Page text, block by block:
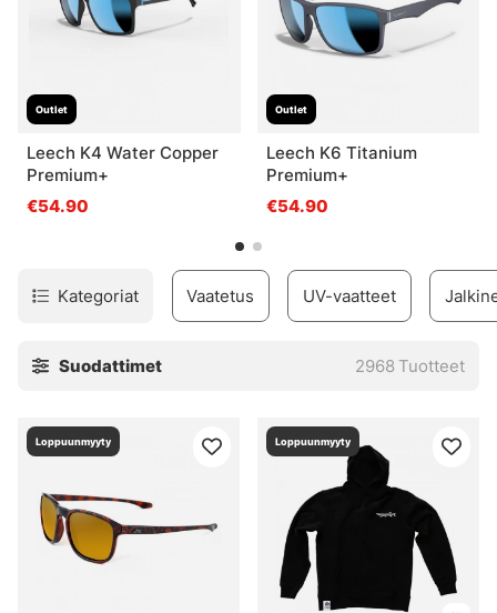
Outlet
Leech K4 Water Copper
Premium+
€54.90
Outlet
Leech K6 Titanium
Premium+
€54.90
Kategoriat Vaatetus UV-vaatteet
Suodattimet 2968 Tuotteet
Loppuunmyyty Loppuunmyyty